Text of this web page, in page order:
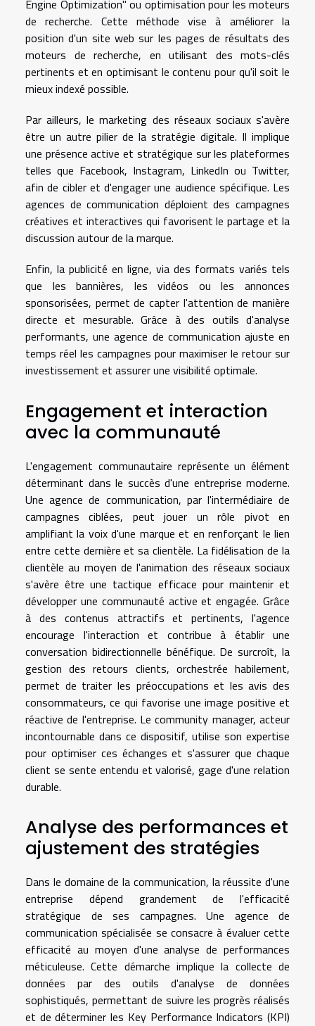
Engine Optimization" ou optimisation pour les moteurs
de recherche. Cette méthode vise à améliorer la
position d'un site web sur les pages de résultats des
moteurs de recherche, en utilisant des mots-clés
pertinents et en optimisant le contenu pour qu'il soit le
mieux indexé possible.
Par ailleurs, le marketing des réseaux sociaux s'avère
être un autre pilier de la stratégie digitale. Il implique
une présence active et stratégique sur les plateformes
telles que Facebook, Instagram, LinkedIn ou Twitter,
afin de cibler et d'engager une audience spécifique. Les
agences de communication déploient des campagnes
créatives et interactives qui favorisent le partage et la
discussion autour de la marque.
Enfin, la publicité en ligne, via des formats variés tels
que les bannières, les vidéos ou les annonces
sponsorisées, permet de capter l'attention de manière
directe et mesurable. Grâce à des outils d'analyse
performants, une agence de communication ajuste en
temps réel les campagnes pour maximiser le retour sur
investissement et assurer une visibilité optimale.
Engagement et interaction
avec la communauté
L'engagement communautaire représente un élément
déterminant dans le succès d'une entreprise moderne.
Une agence de communication, par l'intermédiaire de
campagnes ciblées, peut jouer un rôle pivot en
amplifiant la voix d'une marque et en renforçant le lien
entre cette dernière et sa clientèle. La fidélisation de la
clientèle au moyen de l'animation des réseaux sociaux
s'avère être une tactique efficace pour maintenir et
développer une communauté active et engagée. Grâce
à des contenus attractifs et pertinents, l'agence
encourage l'interaction et contribue à établir une
conversation bidirectionnelle bénéfique. De surcroît, la
gestion des retours clients, orchestrée habilement,
permet de traiter les préoccupations et les avis des
consommateurs, ce qui favorise une image positive et
réactive de l'entreprise. Le community manager, acteur
incontournable dans ce dispositif, utilise son expertise
pour optimiser ces échanges et s'assurer que chaque
client se sente entendu et valorisé, gage d'une relation
durable.
Analyse des performances et
ajustement des stratégies
Dans le domaine de la communication, la réussite d'une
entreprise dépend grandement de l'efficacité
stratégique de ses campagnes. Une agence de
communication spécialisée se consacre à évaluer cette
efficacité au moyen d'une analyse de performances
méticuleuse. Cette démarche implique la collecte de
données par des outils d'analyse de données
sophistiqués, permettant de suivre les progrès réalisés
et de déterminer les Key Performance Indicators (KPI)